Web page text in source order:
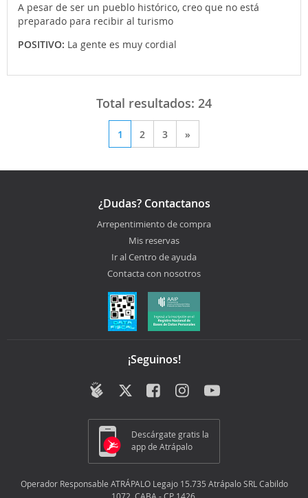
A pesar de ser un pueblo histórico, creo que no está
preparado para recibir al turismo
POSITIVO: La gente es muy cordial
Total resultados: 24
1 2 3 »
¿Dudas? Contactanos
Arrepentimiento de compra
Mis reservas
Ir al Centro de ayuda
Contacta con nosotros
¡Seguinos!
Descárgate gratis la
app de Atrápalo
Operador Responsable ATRÁPALO Legajo 15.735 Atrápalo SRL Cabildo